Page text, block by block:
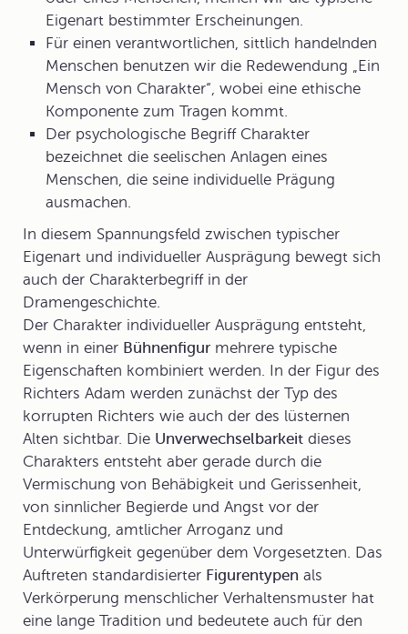
Eigenart bestimmter Erscheinungen.
Für einen verantwortlichen, sittlich handelnden
Menschen benutzen wir die Redewendung „Ein
Mensch von Charakter“, wobei eine ethische
Komponente zum Tragen kommt.
Der psychologische Begriff Charakter
bezeichnet die seelischen Anlagen eines
Menschen, die seine individuelle Prägung
ausmachen.
In diesem Spannungsfeld zwischen typischer
Eigenart und individueller Ausprägung bewegt sich
auch der Charakterbegriff in der
Dramengeschichte.
Der Charakter individueller Ausprägung entsteht,
wenn in einer Bühnenfigur mehrere typische
Eigenschaften kombiniert werden. In der Figur des
Richters Adam werden zunächst der Typ des
korrupten Richters wie auch der des lüsternen
Alten sichtbar. Die Unverwechselbarkeit dieses
Charakters entsteht aber gerade durch die
Vermischung von Behäbigkeit und Gerissenheit,
von sinnlicher Begierde und Angst vor der
Entdeckung, amtlicher Arroganz und
Unterwürfigkeit gegenüber dem Vorgesetzten. Das
Auftreten standardisierter Figurentypen als
Verkörperung menschlicher Verhaltensmuster hat
eine lange Tradition und bedeutete auch für den